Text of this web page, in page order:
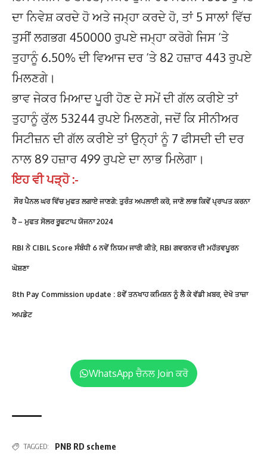
ਦਾ ਨਿਵੇਸ਼ ਕਰਦੇ ਹੋ ਅਤੇ ਜਮ੍ਹਾ ਕਰਦੇ ਹੋ, ਤਾਂ 5 ਸਾਲਾਂ ਵਿੱਚ
ਤੁਸੀਂ ਲਗਭਗ 450000 ਰੁਪਏ ਜਮ੍ਹਾ ਕਰੋਗੇ ਜਿਸ ‘ਤੇ
ਤੁਹਾਨੂੰ 6.50% ਦੀ ਵਿਆਜ ਦਰ ‘ਤੇ 82 ਹਜ਼ਾਰ 443 ਰੁਪਏ
ਮਿਲਣਗੇ।
ਭਾਵ ਜੇਕਰ ਮਿਆਦ ਪੂਰੀ ਹੋਣ ਦੇ ਸਮੇਂ ਦੀ ਗੱਲ ਕਰੀਏ ਤਾਂ
ਤੁਹਾਨੂੰ ਕੁੱਲ 53244 ਰੁਪਏ ਮਿਲਣਗੇ, ਜਦੋਂ ਕਿ ਸੀਨੀਅਰ
ਸਿਟੀਜ਼ਨ ਦੀ ਗੱਲ ਕਰੀਏ ਤਾਂ ਉਨ੍ਹਾਂ ਨੂੰ 7 ਫੀਸਦੀ ਦੀ ਦਰ
ਨਾਲ 89 ਹਜ਼ਾਰ 499 ਰੁਪਏ ਦਾ ਲਾਭ ਮਿਲੇਗਾ।
ਇਹ ਵੀ ਪੜ੍ਹੋ :-
ਸੌਰ ਪੈਨਲ ਘਰ ਵਿੱਚ ਮੁਫਤ ਲਗਾਏ ਜਾਣਗੇ: ਤੁਰੰਤ ਅਪਲਾਈ ਕਰੋ, ਜਾਣੋ ਲਾਭ ਕਿਵੇਂ ਪ੍ਰਾਪਤ ਕਰਨਾ
ਹੈ – ਮੁਫਤ ਸੋਲਰ ਰੂਫਟਾਪ ਯੋਜਨਾ 2024
RBI ਨੇ CIBIL Score ਸੰਬੰਧੀ 6 ਨਵੇਂ ਨਿਯਮ ਜਾਰੀ ਕੀਤੇ, RBI ਗਵਰਨਰ ਦੀ ਮਹੱਤਵਪੂਰਨ
ਘੋਸ਼ਣਾ
8th Pay Commission update : 8ਵੇਂ ਤਨਖਾਹ ਕਮਿਸ਼ਨ ਨੂੰ ਲੈ ਕੇ ਵੱਡੀ ਖ਼ਬਰ, ਦੇਖੋ ਤਾਜ਼ਾ
ਅਪਡੇਟ
WhatsApp ਚੈਨਲ Join ਕਰੋ
TAGGED: PNB RD scheme